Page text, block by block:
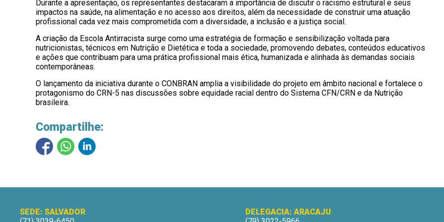
Durante a apresentação, os representantes destacaram a importância de discutir o racismo estrutural e seus
impactos na saúde, na alimentação e no acesso aos direitos, além da necessidade de construir uma atuação
profissional cada vez mais comprometida com a diversidade, a inclusão e a justiça social.
A criação da Escola Antirracista surge como uma estratégia de formação e sensibilização voltada para
nutricionistas, técnicos em Nutrição e Dietética e toda a sociedade, promovendo debates, conteúdos educativos
e ações que contribuam para uma prática profissional mais ética, humanizada e alinhada às demandas sociais
contemporâneas.
O lançamento da iniciativa durante o CONBRAN amplia a visibilidade do projeto em âmbito nacional e fortalece o
protagonismo do CRN-5 nas discussões sobre equidade racial dentro do Sistema CFN/CRN e da Nutrição
brasileira.
Compartilhe:
SEDE: SALVADOR
DELEGACIA: ARACAJU